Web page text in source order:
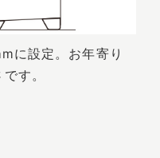
に設定。お年寄り
す。